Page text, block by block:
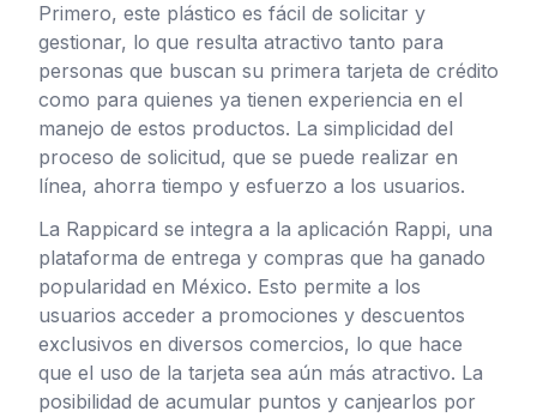
Primero, este plástico es fácil de solicitar y
gestionar, lo que resulta atractivo tanto para
personas que buscan su primera tarjeta de crédito
como para quienes ya tienen experiencia en el
manejo de estos productos. La simplicidad del
proceso de solicitud, que se puede realizar en
línea, ahorra tiempo y esfuerzo a los usuarios.
La Rappicard se integra a la aplicación Rappi, una
plataforma de entrega y compras que ha ganado
popularidad en México. Esto permite a los
usuarios acceder a promociones y descuentos
exclusivos en diversos comercios, lo que hace
que el uso de la tarjeta sea aún más atractivo. La
posibilidad de acumular puntos y canjearlos por